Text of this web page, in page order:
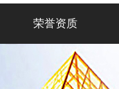
荣誉资质